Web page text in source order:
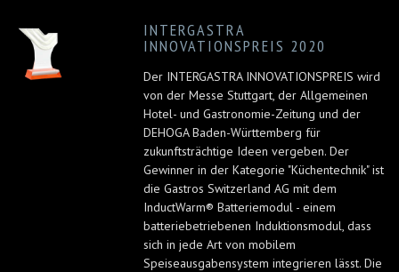
INTERGASTRA
INNOVATIONSPREIS 2020
Der INTERGASTRA INNOVATIONSPREIS wird
von der Messe Stuttgart, der Allgemeinen
Hotel- und Gastronomie-Zeitung und der
DEHOGA Baden-Württemberg für
zukunftsträchtige Ideen vergeben. Der
Gewinner in der Kategorie "Küchentechnik" ist
die Gastros Switzerland AG mit dem
InductWarm® Batteriemodul - einem
batteriebetriebenen Induktionsmodul, dass
sich in jede Art von mobilem
Speiseausgabensystem integrieren lässt. Die